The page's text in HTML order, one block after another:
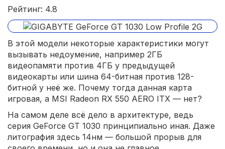
Рейтинг: 4.8
В этой модели некоторые характеристики могут
вызывать недоумение, например 2ГБ
видеопамяти против 4ГБ у предыдущей
видеокарты или шина 64-битная против 128-
битной у неё же. Почему тогда данная карта
игровая, а MSI Radeon RX 550 AERO ITX — нет?
На самом деле всё дело в архитектуре, ведь
серия GeForce GT 1030 принципиально иная. Даже
литография здесь 14нм — большой прорыв для